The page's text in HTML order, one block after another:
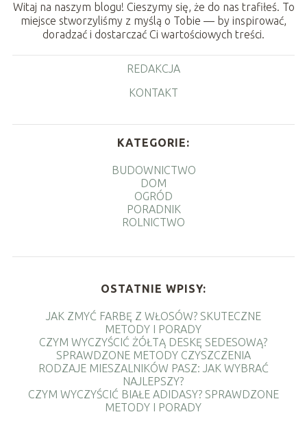
Witaj na naszym blogu! Cieszymy się, że do nas trafiłeś. To
miejsce stworzyliśmy z myślą o Tobie — by inspirować,
doradzać i dostarczać Ci wartościowych treści.
REDAKCJA
KONTAKT
KATEGORIE:
BUDOWNICTWO
DOM
OGRÓD
PORADNIK
ROLNICTWO
OSTATNIE WPISY:
JAK ZMYĆ FARBĘ Z WŁOSÓW? SKUTECZNE
METODY I PORADY
CZYM WYCZYŚCIĆ ŻÓŁTĄ DESKĘ SEDESOWĄ?
SPRAWDZONE METODY CZYSZCZENIA
RODZAJE MIESZALNIKÓW PASZ: JAK WYBRAĆ
NAJLEPSZY?
CZYM WYCZYŚCIĆ BIAŁE ADIDASY? SPRAWDZONE
METODY I PORADY